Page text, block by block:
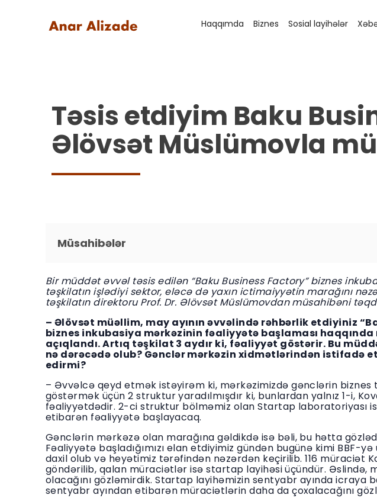
Haqqımda Biznes Sosial layihələr
Təsis etdiyim Baku
Əlövsət Müslümovla
Müsahibələr
Bir müddət əvvəl təsis edilən “Baku Business Factory” biznes
təşkilatın işlədiyi sektor, eləcə də yaxın ictimaiyyətin marağını
təşkilatın direktoru Prof. Dr. Əlövsət Müslümovdan müsahibəni
– Əlövsət müəllim, may ayının əvvəlində rəhbərlik etdiyiniz
biznes inkubasiya mərkəzinin fəaliyyətə başlaması
açıqlandı. Artıq təşkilat 3 aydır ki, fəaliyyət göstərir. Bu
nə dərəcədə olub? Gənclər mərkəzin xidmətlərindən istifadə
edirmi?
– Əvvəlcə qeyd etmək istəyirəm ki, mərkəzimizdə gənclərin
göstərmək üçün 2 struktur yaradılmışdır ki, bunlardan yalnız 1-i,
fəaliyyətdədir. 2-ci struktur bölməmiz olan Startap laboratoriyası
etibarən fəaliyyətə başlayacaq.
Gənclərin mərkəzə olan marağına gəldikdə isə bəli, bu hətta
Fəaliyyətə başladığımızı elan etdiyimiz gündən bugünə kimi BBF-
daxil olub və heyətimiz tərəfindən nəzərdən keçirilib. 116 müraciət
göndərilib, qalan müraciətlər isə startap layihəsi üçündür. Əslində,
olacağını gözləmirdik. Startap layihəmizin sentyabr ayında icraya
sentyabr ayından etibarən müraciətlərin daha da çoxalacağını